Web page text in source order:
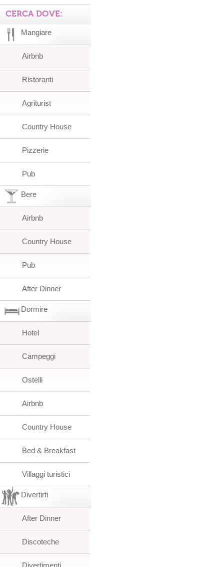
CERCA DOVE:
Mangiare
Airbnb
Ristoranti
Agriturist
Country House
Pizzerie
Pub
Bere
Airbnb
Country House
Pub
After Dinner
Dormire
Hotel
Campeggi
Ostelli
Airbnb
Country House
Bed & Breakfast
Villaggi turistici
Divertirti
After Dinner
Discoteche
Divertimenti